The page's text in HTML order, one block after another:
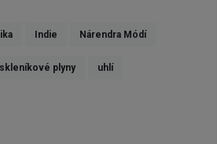
Indie Nárendra Módí
skleníkové plyny uhlí